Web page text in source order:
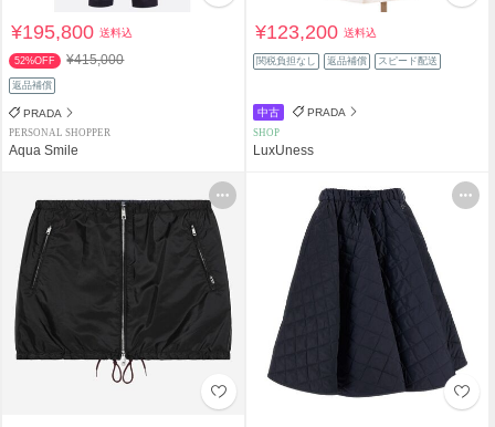
¥195,800送料込
52%OFF ¥415,000
返品補償
PRADA
PERSONAL SHOPPER
Aqua Smile
¥123,200送料込
関税負担なし 返品補償 スピード配送
中古 PRADA
SHOP
LuxUness